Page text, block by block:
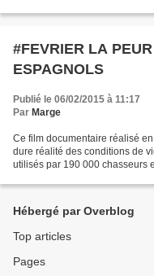
#FEVRIER LA
ESPAGNOLS
Publié le 06/02/2015 à 11:17
Par Marge
Ce film documentaire réalisé
dure réalité des conditions de
utilisés par 190 000 chasseurs
Hébergé par Overblog
Top articles
Pages